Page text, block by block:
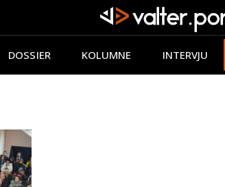
DOSSIER KOLUMNE INTERVJU